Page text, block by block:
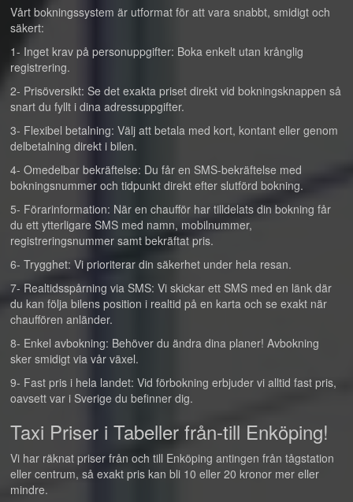
Vårt bokningssystem är utformat för att vara snabbt, smidigt och
säkert:
1- Inget krav på personuppgifter: Boka enkelt utan krånglig
registrering.
2- Prisöversikt: Se det exakta priset direkt vid bokningsknappen så
snart du fyllt i dina adressuppgifter.
3- Flexibel betalning: Välj att betala med kort, kontant eller genom
delbetalning direkt i bilen.
4- Omedelbar bekräftelse: Du får en SMS-bekräftelse med
bokningsnummer och tidpunkt direkt efter slutförd bokning.
5- Förarinformation: När en chaufför har tilldelats din bokning får
du ett ytterligare SMS med namn, mobilnummer,
registreringsnummer samt bekräftat pris.
6- Trygghet: Vi prioriterar din säkerhet under hela resan.
7- Realtidsspårning via SMS: Vi skickar ett SMS med en länk där
du kan följa bilens position i realtid på en karta och se exakt när
chauffören anländer.
8- Enkel avbokning: Behöver du ändra dina planer! Avbokning
sker smidigt via vår växel.
9- Fast pris i hela landet: Vid förbokning erbjuder vi alltid fast pris,
oavsett var i Sverige du befinner dig.
Taxi Priser i Tabeller från-till Enköping!
Vi har räknat priser från och till Enköping antingen från tågstation
eller centrum, så exakt pris kan bli 10 eller 20 kronor mer eller
mindre.